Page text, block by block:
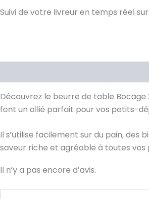
Suivi de votre livreur en temps réel
Découvrez le beurre de table
font un allié parfait pour vos petits-
Il s’utilise facilement sur du pain,
saveur riche et agréable à toutes vos
Il n’y a pas encore d’avis.